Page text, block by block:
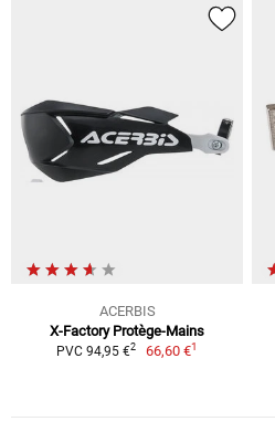
ACERBIS
X-Factory Protège-Mains
PVC 94,95 €2 66,60 €1